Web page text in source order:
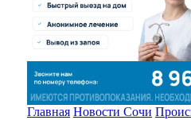
Главная Новости Сочи